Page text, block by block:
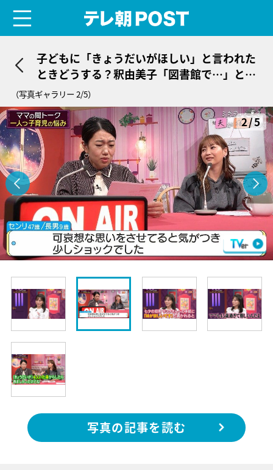
子どもに「きょうだいがほしい」と言われた
ときどうする？釈由美子「図書館で…」と経
験語る
（写真ギャラリー 2/5）
2/5
写真の記事を読む